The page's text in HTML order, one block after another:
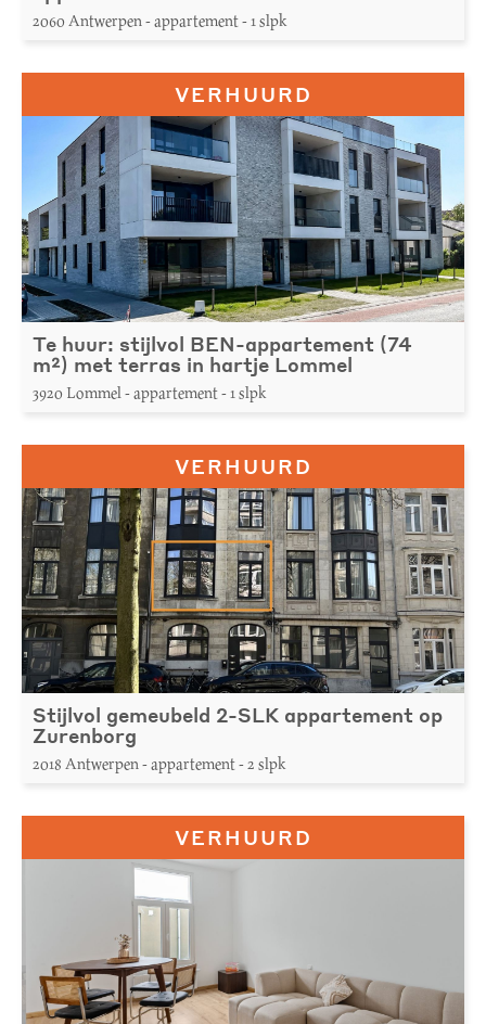
2060 Antwerpen - appartement - 1 slpk
VERHUURD
Te huur: stijlvol BEN-appartement (74
m²) met terras in hartje Lommel
3920 Lommel - appartement - 1 slpk
VERHUURD
Stijlvol gemeubeld 2-SLK appartement op
Zurenborg
2018 Antwerpen - appartement - 2 slpk
VERHUURD